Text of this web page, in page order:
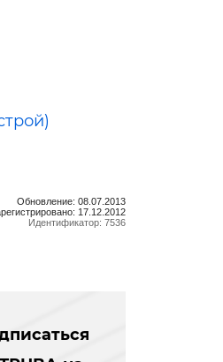
Обновление: 08.07.2013
17.12.2012
Идентификатор: 7536